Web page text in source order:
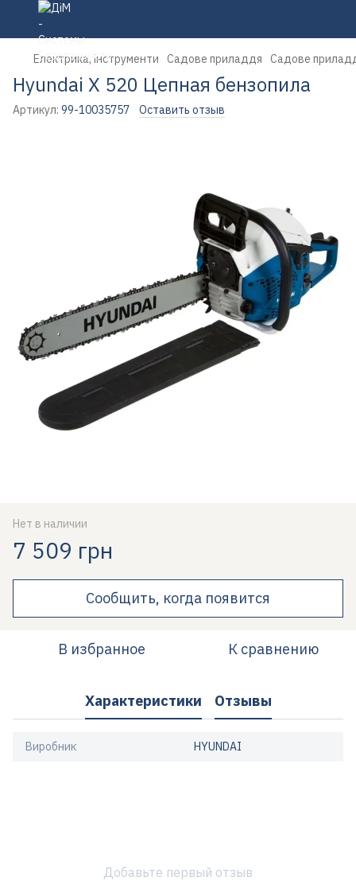
Електрика, інструменти Садове приладдя Садове
Hyundai X 520 Цепная бензопила
Артикул: 99-10035757 Оставить отзыв
Нет в наличии
7 509 грн
Сообщить, когда появится
В избранное К сравнению
Характеристики Отзывы
Виробник HYUNDAI
Добавьте первый отзыв